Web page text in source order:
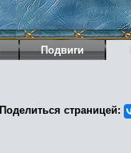
Подвиги
Поделиться страницей: